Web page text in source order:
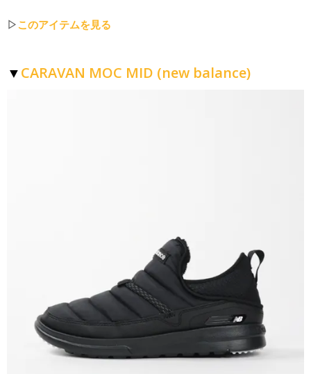
▷このアイテムを見る
▼ CARAVAN MOC MID (new balance)